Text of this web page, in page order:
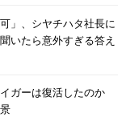
」、シヤチハタ社長に
いたら意外すぎる答え
ガーは復活したのか